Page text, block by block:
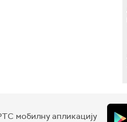
мобилну апликацију